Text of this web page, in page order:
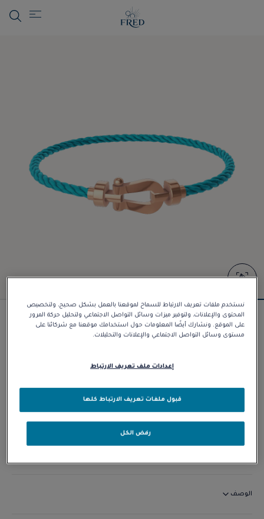
سوار Force 10
د.إ 9.480,00
التوافر في المتجر
الوصف
نستخدم ملفات تعريف الارتباط للسماح لموقعنا بالعمل بشكل صحيح، ولتخصيص
المحتوى والإعلانات، ولتوفير ميزات وسائل التواصل الاجتماعي ولتحليل حركة المرور
على الموقع. ونشارك أيضًا المعلومات حول استخدامك موقعنا مع شركائنا على
مستوى وسائل التواصل الاجتماعي والإعلانات والتحليلات.
إعدادات ملف تعريف الارتباط
رفض الكل
قبول ملفات تعريف الارتباط كلها